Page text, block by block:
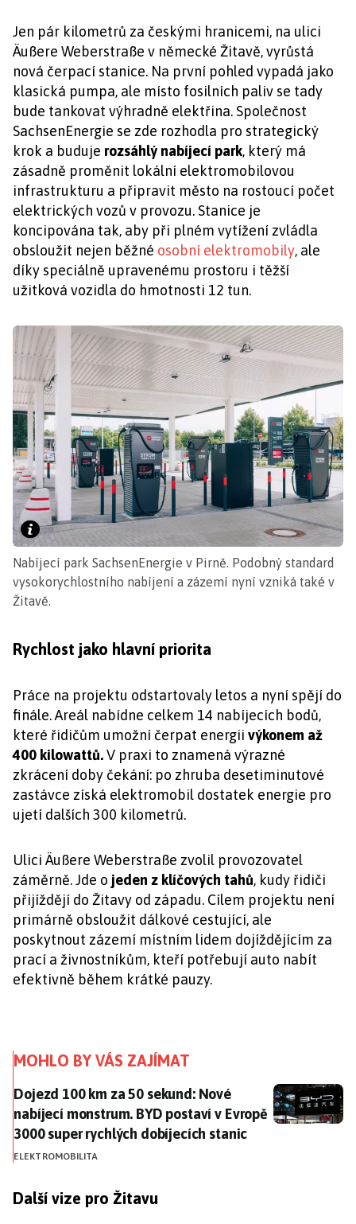
Jen pár kilometrů za českými hranicemi, na ulici
Äußere Weberstraße v německé Žitavě, vyrůstá
nová čerpací stanice. Na první pohled vypadá jako
klasická pumpa, ale místo fosilních paliv se tady
bude tankovat výhradně elektřina. Společnost
SachsenEnergie se zde rozhodla pro strategický
krok a buduje rozsáhlý nabíjecí park, který má
zásadně proměnit lokální elektromobilovou
infrastrukturu a připravit město na rostoucí počet
elektrických vozů v provozu. Stanice je
koncipována tak, aby při plném vytížení zvládla
obsloužit nejen běžné osobní elektromobily, ale
díky speciálně upravenému prostoru i těžší
užitková vozidla do hmotnosti 12 tun.
Nabíjecí park SachsenEnergie v Pirně. Podobný standard
vysokorychlostního nabíjení a zázemí nyní vzniká také v
Žitavě.
Rychlost jako hlavní priorita
Práce na projektu odstartovaly letos a nyní spějí do
finále. Areál nabídne celkem 14 nabíjecích bodů,
které řidičům umožní čerpat energii výkonem až
400 kilowattů.V praxi to znamená výrazné
zkrácení doby čekání: po zhruba desetiminutové
zastávce získá elektromobil dostatek energie pro
ujetí dalších 300 kilometrů.
Ulici Äußere Weberstraße zvolil provozovatel
záměrně. Jde o jeden z klíčových tahů, kudy řidiči
přijíždějí do Žitavy od západu. Cílem projektu není
primárně obsloužit dálkové cestující, ale
poskytnout zázemí místním lidem dojíždějícím za
prací a živnostníkům, kteří potřebují auto nabít
efektivně během krátké pauzy.
MOHLO BY VÁS ZAJÍMAT
Dojezd 100 km za 50 sekund: Nové nabíjecí
Dojezd 100 km za 50 sekund: Nové
nabíjecí monstrum. BYD postaví v Evropě
3000 super rychlých dobíjecích stanic
ELEKTROMOBILITA
Další vize pro Žitavu